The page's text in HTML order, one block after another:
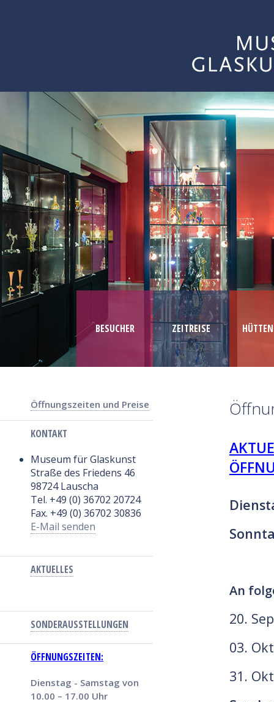
BESUCHER ZEITREISE
An
20.
03.
31.
Öffnungszeiten und Preise
KONTAKT
Museum für Glaskunst
Straße des Friedens 46
98724 Lauscha
Tel. +49 (0) 36702 20724
Fax. +49 (0) 36702 30836
E-Mail senden
AKTUELLES
SONDERAUSSTELLUNGEN
ÖFFNUNGSZEITEN:
Dienstag - Samstag von
10.00 – 17.00 Uhr